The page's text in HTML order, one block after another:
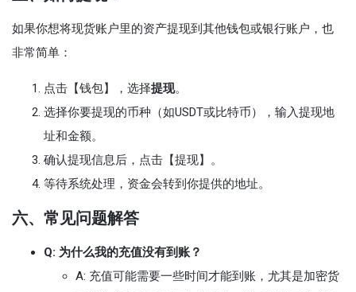
如果你想将现货账户里的资产提现到其他钱包或银行账户，也
非常简单：
点击【钱包】，选择提现。
选择你要提现的币种（如USDT或比特币），输入提现地
址和金额。
确认提现信息后，点击【提现】。
等待系统处理，资金会转到你提供的地址。
六、常见问题解答
Q: 为什么我的充值没有到账？
A: 充值可能需要一些时间才能到账，尤其是加密货